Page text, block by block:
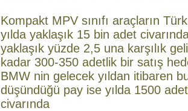
Kompakt MPV sınıfı araçların
yılda yaklaşık 15 bin adet
yaklaşık yüzde 2,5 una karşılık
kadar 300-350 adetlik bir satış
BMW nin gelecek yıldan itibaren
düşündüğü pay ise yılda 1500
civarında